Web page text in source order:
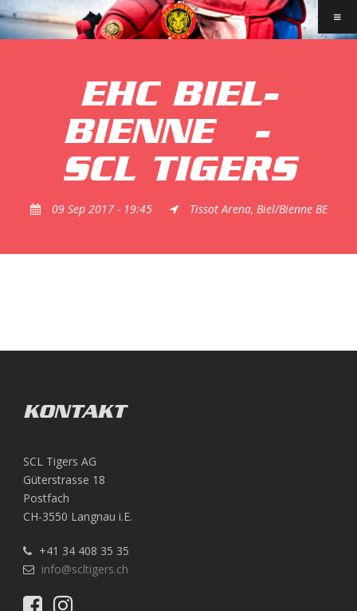
EHC BIEL-
BIENNE
-
SCL TIGERS
09 Sep 2017 - 19:45 Tissot Arena, Biel/Bienne BE
KONTAKT
SCL Tigers AG
Güterstrasse 18
Postfach
CH-3550 Langnau i.E.
+41 34 408 35 35
info@scltigers.ch